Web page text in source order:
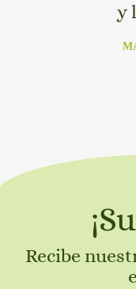
y
Recibe